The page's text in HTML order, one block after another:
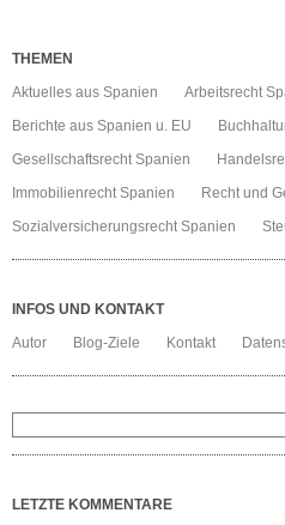
THEMEN
Aktuelles aus Spanien
Arbeitsrecht
Berichte aus Spanien u. EU
Gesellschaftsrecht Spanien
Immobilienrecht Spanien
Recht und
Sozialversicherungsrecht Spanien
INFOS UND KONTAKT
Autor
Blog-Ziele Kontakt
LETZTE KOMMENTARE